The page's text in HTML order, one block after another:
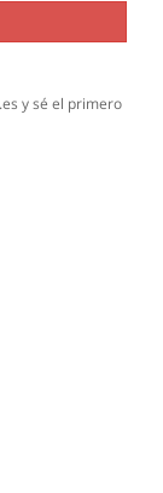
y sé el primero